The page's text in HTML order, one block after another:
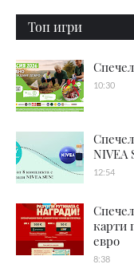
Топ игри
10:30
NIVEA
12:54
карти
евро
8:38